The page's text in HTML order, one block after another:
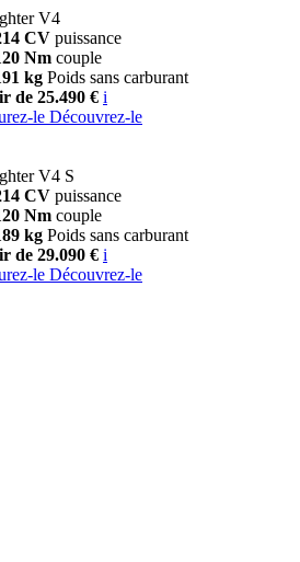
V4
CV puissance
Nm couple
kg Poids sans carburant
de 25.490 € i
le Découvrez-le
V4 S
CV puissance
Nm couple
kg Poids sans carburant
de 29.090 € i
le Découvrez-le